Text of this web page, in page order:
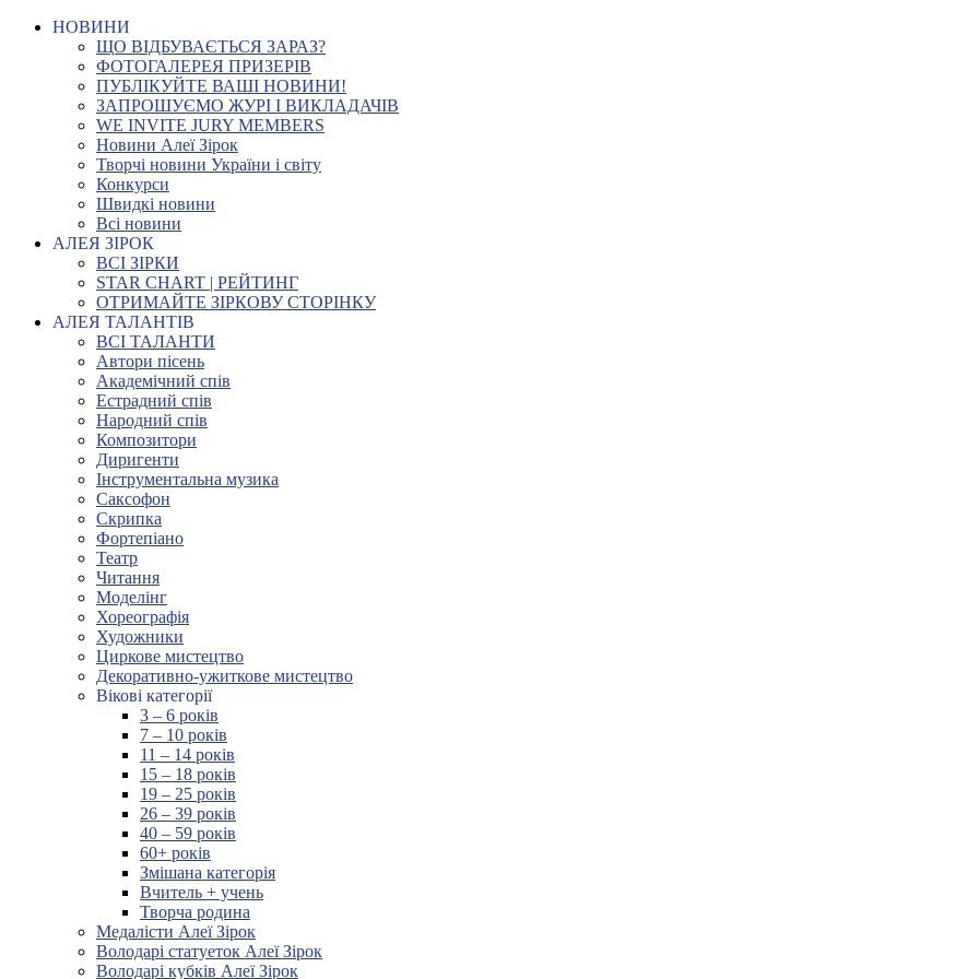
НОВИНИ
ЩО ВІДБУВАЄТЬСЯ ЗАРАЗ?
ФОТОГАЛЕРЕЯ ПРИЗЕРІВ
ПУБЛІКУЙТЕ ВАШІ НОВИНИ!
ЗАПРОШУЄМО ЖУРІ І ВИКЛАДАЧІВ
WE INVITE JURY MEMBERS
Новини Алеї Зірок
Творчі новини України і світу
Конкурси
Швидкі новини
Всі новини
АЛЕЯ ЗІРОК
ВСІ ЗІРКИ
STAR CHART | РЕЙТИНГ
ОТРИМАЙТЕ ЗІРКОВУ СТОРІНКУ
АЛЕЯ ТАЛАНТІВ
ВСІ ТАЛАНТИ
Автори пісень
Академічний спів
Естрадний спів
Народний спів
Композитори
Диригенти
Інструментальна музика
Саксофон
Скрипка
Фортепіано
Театр
Читання
Моделінг
Хореографія
Художники
Циркове мистецтво
Декоративно-ужиткове мистецтво
Вікові категорії
3 – 6 років
7 – 10 років
11 – 14 років
15 – 18 років
19 – 25 років
26 – 39 років
40 – 59 років
60+ років
Змішана категорія
Вчитель + учень
Творча родина
Медалісти Алеї Зірок
Володарі статуеток Алеї Зірок
Володарі кубків Алеї Зірок